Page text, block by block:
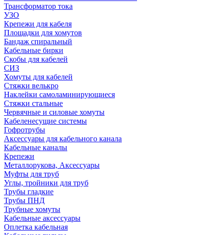
Трансформатор тока
УЗО
Крепежи для кабеля
Площадки для хомутов
Бандаж спиральный
Кабельные бирки
Cкобы для кабелей
СИЗ
Хомуты для кабелей
Стяжки велькро
Наклейки самоламинирующиеся
Стяжки стальные
Червячные и силовые хомуты
Кабеленесущие системы
Гофротрубы
Аксессуары для кабельного канала
Кабельные каналы
Крепежи
Металлорукова, Аксессуары
Муфты для труб
Углы, тройники для труб
Трубы гладкие
Трубы ПНД
Трубные хомуты
Кабельные аксессуары
Оплетка кабельная